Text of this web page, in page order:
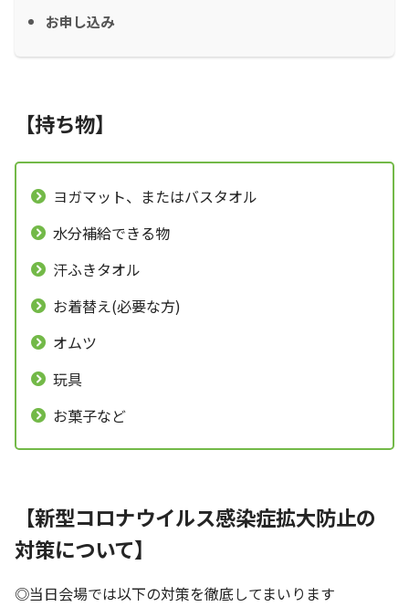
お申し込み
【持ち物】
ヨガマット、またはバスタオル
水分補給できる物
汗ふきタオル
お着替え(必要な方)
オムツ
玩具
お菓子など
【新型コロナウイルス感染症拡大防止の
対策について】
◎当日会場では以下の対策を徹底してまいります